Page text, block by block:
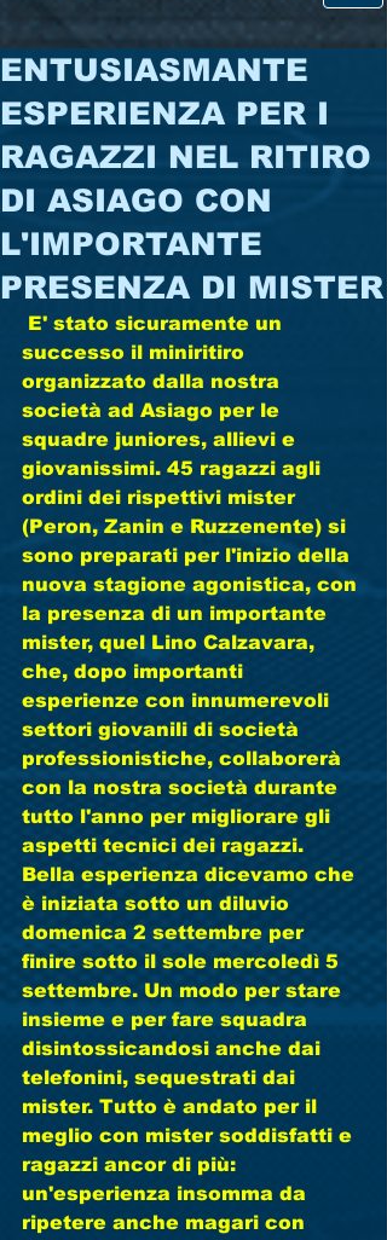
ENTUSIASMANTE
ESPERIENZA PER I
RAGAZZI NEL RITIRO
DI ASIAGO CON
L'IMPORTANTE
PRESENZA DI MISTER
successo il miniritiro
organizzato dalla nostra
società ad Asiago per le
squadre juniores, allievi e
giovanissimi. 45 ragazzi agli
ordini dei rispettivi mister
(Peron, Zanin e Ruzzenente) si
sono preparati per l'inizio della
nuova stagione agonistica, con
la presenza di un importante
mister, quel Lino Calzavara,
che, dopo importanti
esperienze con innumerevoli
settori giovanili di società
professionistiche, collaborerà
con la nostra società durante
tutto l'anno per migliorare gli
aspetti tecnici dei ragazzi.
Bella esperienza dicevamo che
è iniziata sotto un diluvio
domenica 2 settembre per
finire sotto il sole mercoledì 5
settembre. Un modo per stare
insieme e per fare squadra
disintossicandosi anche dai
telefonini, sequestrati dai
mister. Tutto è andato per il
meglio con mister soddisfatti e
ragazzi ancor di più:
un'esperienza insomma da
ripetere anche magari con